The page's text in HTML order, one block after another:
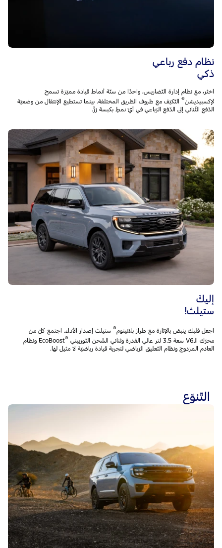
نظام دفع رباعي
ذكي
اختَر، مع نظام إدارة التّضاريس، واحدًا من ستّة أنماط قيادة مميّزة تسمح
لإكسبيديشن® التّكيّف مع ظروف الطّريق المختلفة. بينما تستطيع الإنتقال من وضعيّة
الدّفع الثّنائي إلى الدّفع الرّباعي في أيّ نمطٍ بكبسة زرٍّ.
إليكَ
ستيلث!
اجعل قلبك ينبض بالإثارة مع طراز بلاتينوم® ستيلث إصدار الأداء. اجتمع كلّ من
محرّك الـV6 سعة 3.5 لتر عالي القدرة وثنائي الشّحن التّوربيني
®
EcoBoost ونظام
العادم المزدوج ونظام التّعليق الرّياضي لتجربة قيادة رياضيّة لا مثيل لها.
التّنوّع